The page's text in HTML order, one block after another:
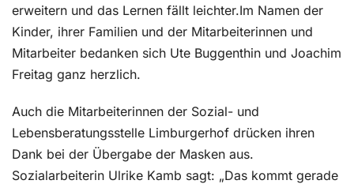
erweitern und das Lernen fällt leichter.Im Namen der
Kinder, ihrer Familien und der Mitarbeiterinnen und
Mitarbeiter bedanken sich Ute Buggenthin und Joachim
Freitag ganz herzlich.
Auch die Mitarbeiterinnen der Sozial- und
Lebensberatungsstelle Limburgerhof drücken ihren
Dank bei der Übergabe der Masken aus.
Sozialarbeiterin Ulrike Kamb sagt: „Das kommt gerade